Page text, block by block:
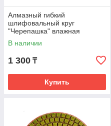
Алмазный гибкий
шлифовальный круг
"Черепашка" влажная
шлифовка, 100мм №2000
РемоКолор 74-4-200
В наличии
1 300 ₸
Купить